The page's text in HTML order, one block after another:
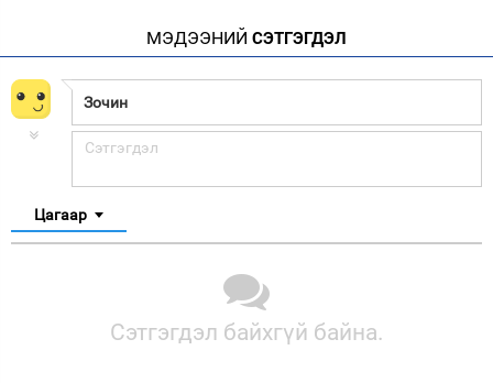
МЭДЭЭНИЙ СЭТГЭГДЭЛ
Цагаар
Сэтгэгдэл байхгүй байна.